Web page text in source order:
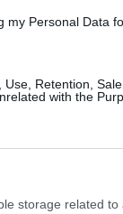
my Personal Data
Retention,
with the
storage related
hiperaktív dolgokat,
szörföltünk a